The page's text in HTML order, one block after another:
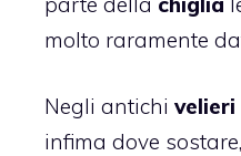
molto raramente
Negli antichi velieri
infima dove